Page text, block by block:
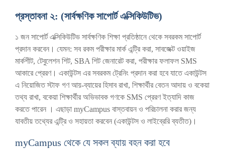
প্রস্তাবনা ২: (সার্বক্ষণিক সাপোর্ট এক্সিকিউটিভ)
১ জন সাপোর্ট এক্সিকিউটিভ সার্বক্ষণিক শিক্ষা প্রতিষ্ঠানে থেকে সবরকম সাপোর্ট
প্রদান করবেন। যেমন: সব রকম পরীক্ষার মার্ক এন্ট্রি করা, সাবজেক্ট ওয়াইজ
মার্কশীট, টেবুলেশন শিট, SBA শিট জেনারেট করা, পরীক্ষার ফলাফল SMS
আকারে প্রেরণ। একাউন্টস এর সবরকম ট্রেনিং প্রদান করা হবে যাতে একাউন্টস
এ নিয়োজিত স্টাফ গণ আয়-ব্যায়ের হিসাব রাখা, শিক্ষার্থীর বেতন আদায় ও বকেয়া
তথ্য রাখা, বকেয়া শিক্ষার্থীর অভিভাবক গণকে SMS প্রেরণ ইত্যাদি কাজ
করতে পারেন । এছাড়া myCampus বাস্তবায়ন ও পরিচালনা করার জন্য
যাবতীয় তথ্যের এন্ট্রি ও সহায়তা করবেন (একাউন্টস ও লাইব্রেরি ব্যতীত)।
myCampus থেকে যে সকল ব্যায় বহন করা হবে